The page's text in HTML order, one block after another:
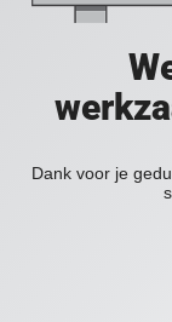
Dank voor je